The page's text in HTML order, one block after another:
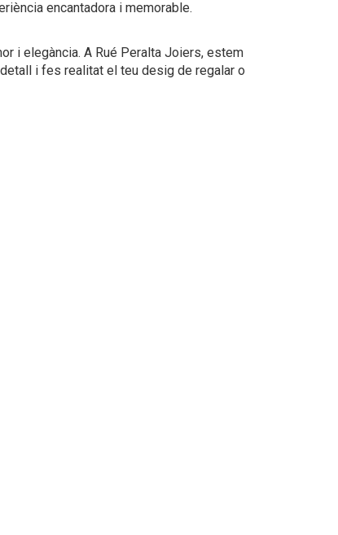
encantadora i memorable.
i elegància. A Rué Peralta Joiers, estem
i fes realitat el teu desig de regalar o